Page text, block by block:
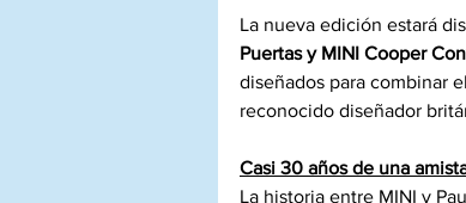
La nueva edición estará
Puertas y MINI Cooper
diseñados para combinar
reconocido diseñador
Casi 30 años de una
La historia entre MINI y